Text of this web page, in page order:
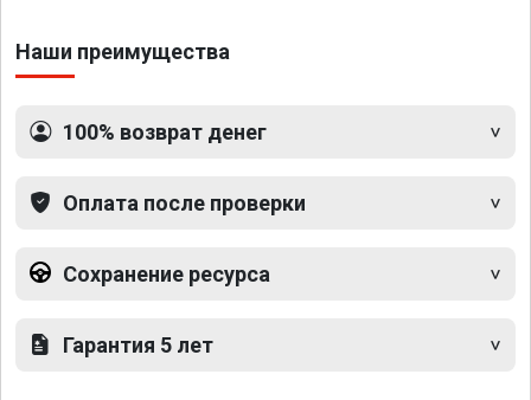
Наши преимущества
100% возврат денег
Оплата после проверки
Сохранение ресурса
Гарантия 5 лет